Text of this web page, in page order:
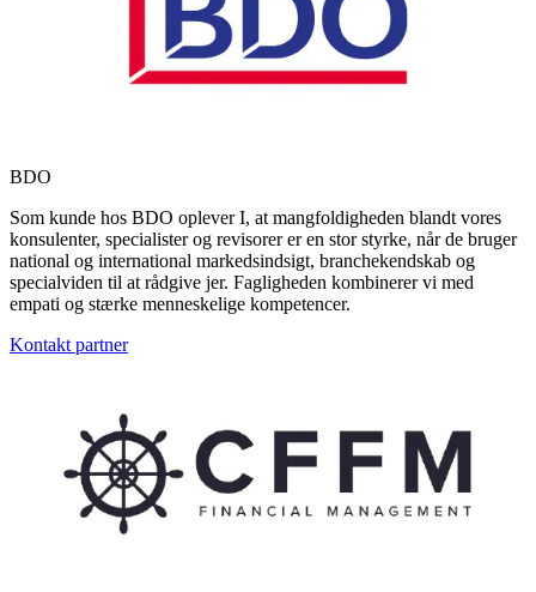
BDO
Som kunde hos BDO oplever I, at mangfoldigheden blandt vores
konsulenter, specialister og revisorer er en stor styrke, når de bruger
national og international markedsindsigt, branchekendskab og
specialviden til at rådgive jer. Fagligheden kombinerer vi med
empati og stærke menneskelige kompetencer.
Kontakt partner